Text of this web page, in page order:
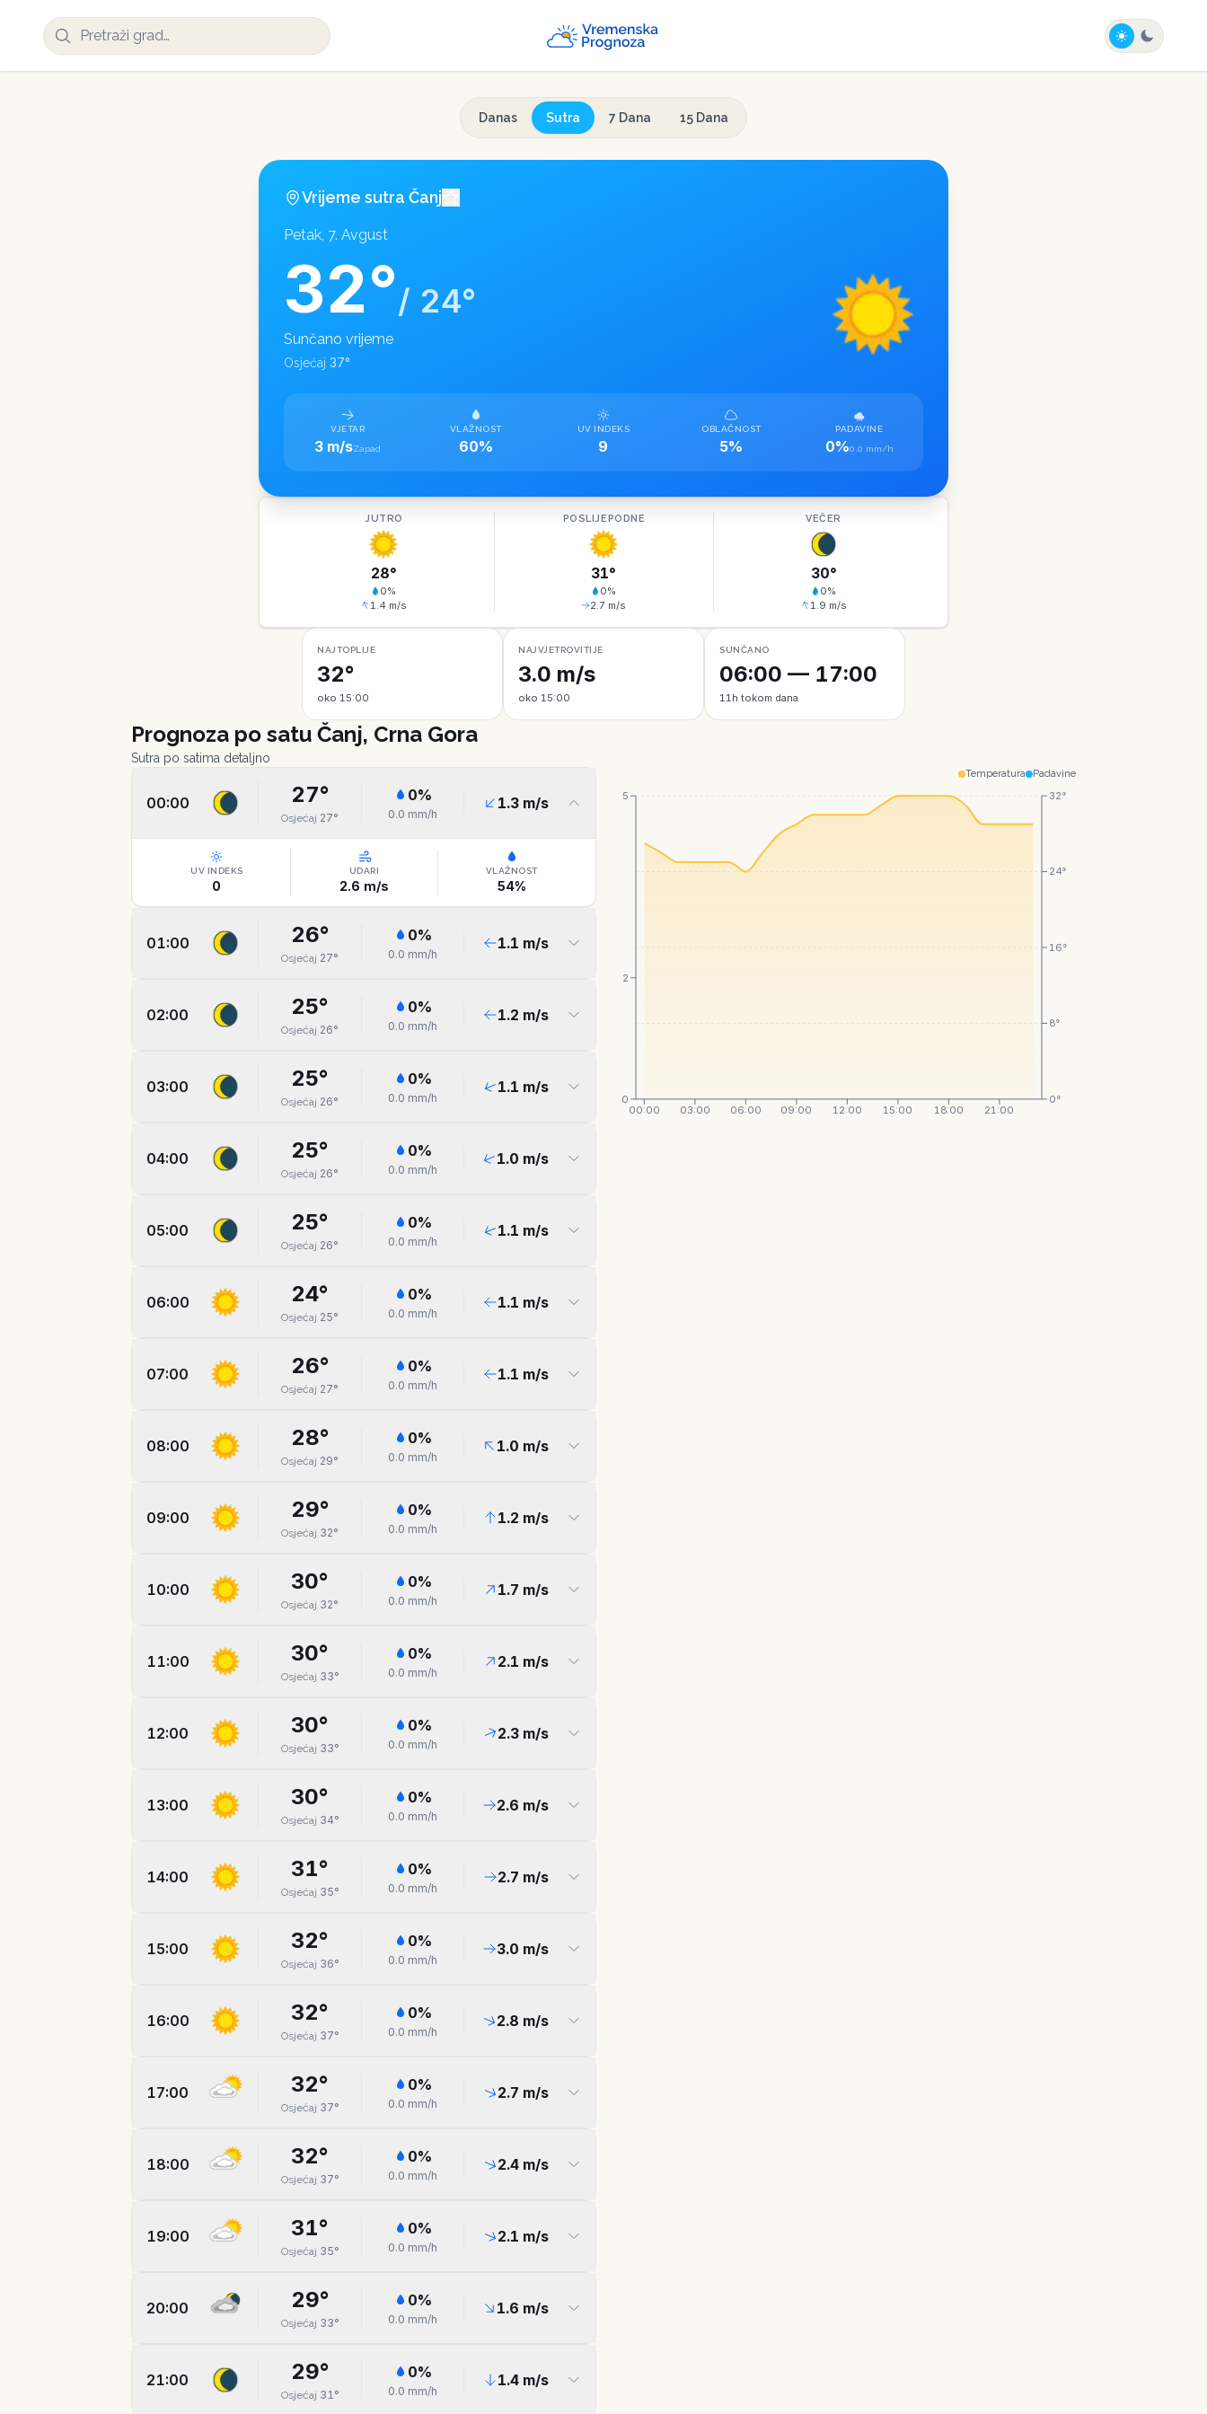
Danas Sutra 7 Dana 15 Dana
Vrijeme sutra Čanj
Petak, 7. Avgust
32°/ 24°
Sunčano vrijeme
Osjećaj 37°
VJETAR
3 m/sZapad
VLAŽNOST
60%
UV INDEKS
9
OBLAČNOST
5%
PADAVINE
0%0.0 mm/h
JUTRO
28°
0%
1.4 m/s
POSLIJEPODNE
31°
0%
2.7 m/s
VEČER
30°
0%
1.9 m/s
NAJTOPLIJE
32°
oko 15:00
NAJVJETROVITIJE
3.0 m/s
oko 15:00
SUNČANO
06:00 — 17:00
11h tokom dana
Prognoza po satuČanj, Crna Gora
Sutra po satima detaljno
00:00 27°
Osjećaj 27°
0%
0.0 mm/h
1.3m/s
UV INDEKS
0
UDARI
2.6 m/s
VLAŽNOST
54%
01:00 26°
Osjećaj 27°
0%
0.0 mm/h
1.1 m/s
02:00 25°
Osjećaj 26°
0%
0.0 mm/h
1.2 m/s
03:00 25°
Osjećaj 26°
0%
0.0 mm/h
1.1 m/s
04:00 25°
Osjećaj 26°
0%
0.0 mm/h
1.0 m/s
05:00 25°
Osjećaj 26°
0%
0.0 mm/h
1.1 m/s
06:00 24°
Osjećaj 25°
0%
0.0 mm/h
1.1 m/s
07:00 26°
Osjećaj 27°
0%
0.0 mm/h
1.1 m/s
08:00 28°
Osjećaj 29°
0%
0.0 mm/h
1.0 m/s
09:00 29°
Osjećaj 32°
0%
0.0 mm/h
1.2 m/s
10:00 30°
Osjećaj 32°
0%
0.0 mm/h
1.7 m/s
11:00 30°
Osjećaj 33°
0%
0.0 mm/h
2.1 m/s
12:00 30°
Osjećaj 33°
0%
0.0 mm/h
2.3m/s
13:00 30°
Osjećaj 34°
0%
0.0 mm/h
2.6 m/s
14:00 31°
Osjećaj 35°
0%
0.0 mm/h
2.7 m/s
15:00 32°
Osjećaj 36°
0%
0.0 mm/h
3.0 m/s
16:00 32°
Osjećaj 37°
0%
0.0 mm/h
2.8 m/s
17:00 32°
Osjećaj 37°
0%
0.0 mm/h
2.7 m/s
18:00 32°
Osjećaj 37°
0%
0.0 mm/h
2.4m/s
19:00 31°
Osjećaj 35°
0%
0.0 mm/h
2.1 m/s
20:00 29°
Osjećaj 33°
0%
0.0 mm/h
1.6 m/s
21:00 29°
Osjećaj 31°
0%
0.0 mm/h
1.4m/s
Temperatura Padavine
00:00 03:00 06:00 09:00 12:00 15:00 18:00 21:00
0°
8°
16°
24°
32°
0
2
5